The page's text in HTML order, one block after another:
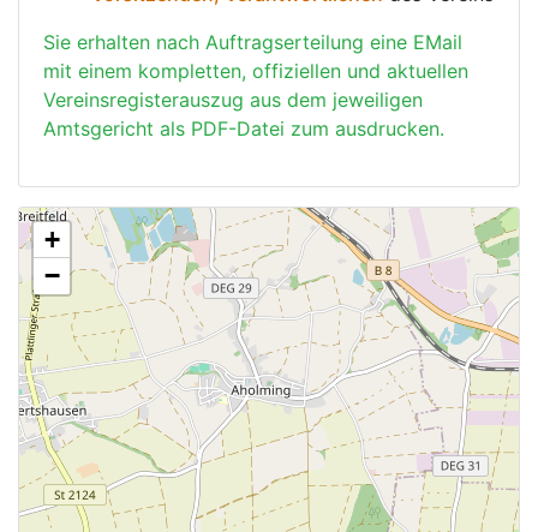
Sie erhalten nach Auftragserteilung eine EMail
mit einem kompletten, offiziellen und aktuellen
Vereinsregisterauszug aus dem jeweiligen
Amtsgericht als PDF-Datei zum ausdrucken.
+
−